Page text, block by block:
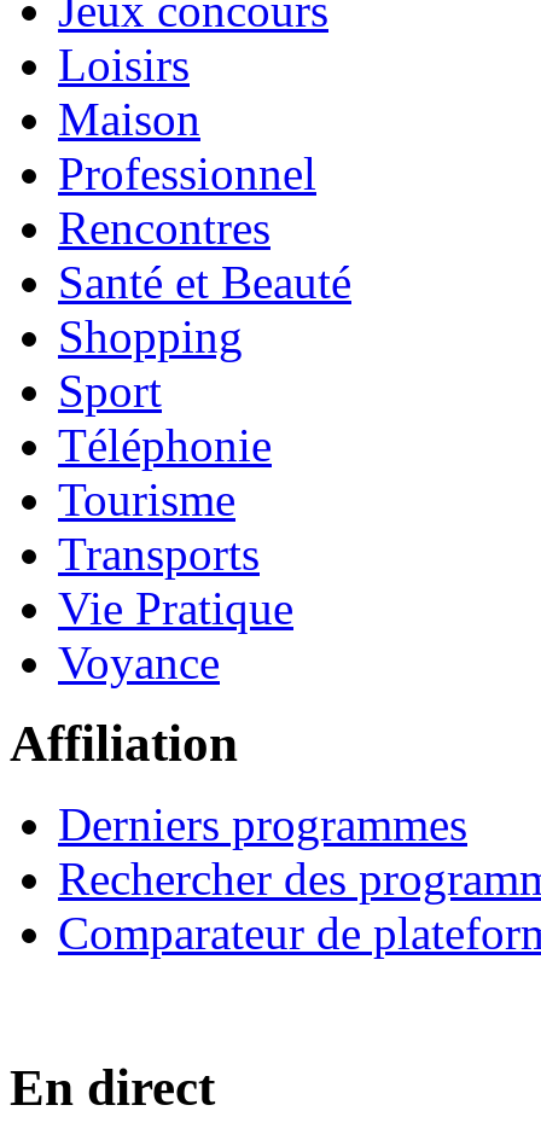
Jeux concours
Loisirs
Maison
Professionnel
Rencontres
Santé et Beauté
Shopping
Sport
Téléphonie
Tourisme
Transports
Vie Pratique
Voyance
Affiliation
Derniers programmes
Rechercher des
Comparateur de
En direct